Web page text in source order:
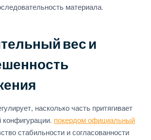
материала.
вес и
насколько часть притягивает
конфигурации. покердом официальный
стабильности и согласованности